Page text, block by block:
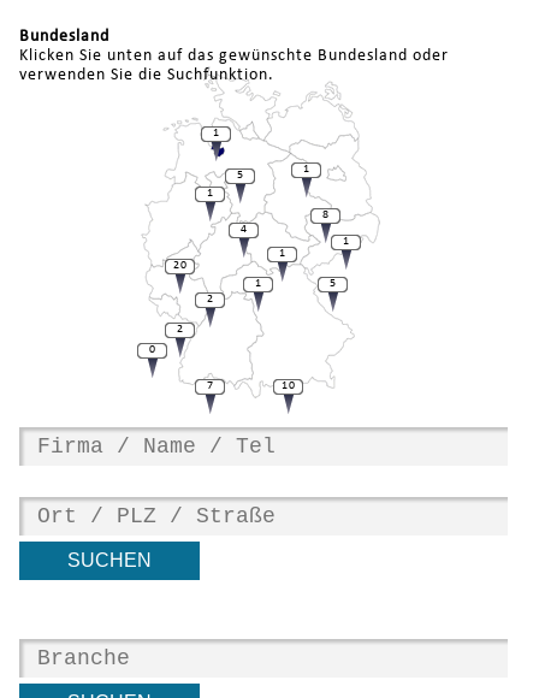
Bundesland
Klicken Sie unten auf das gewünschte Bundesland oder
verwenden Sie die Suchfunktion.
5
1
20
8
1
1
5
1
1
4
0
2
2
7
1
10